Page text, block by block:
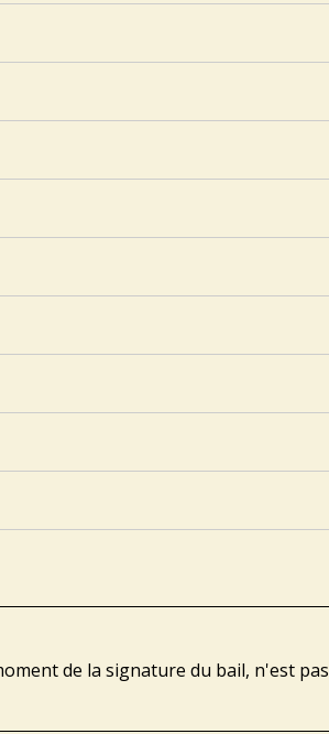
de la signature du bail, n'est pas